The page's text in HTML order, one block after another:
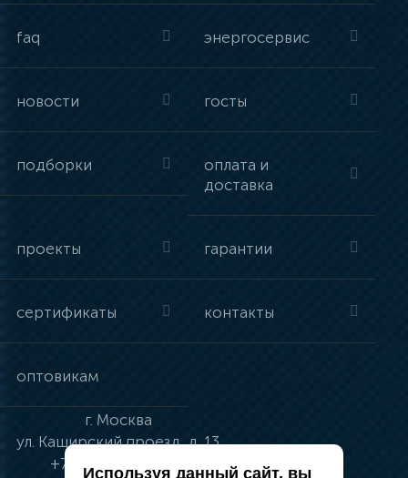
faq энергосервис
новости госты
подборки
оплата и
доставка
проекты гарантии
сертификаты контакты
оптовикам
г. Москва
ул. Каширский проезд, д. 13
+7 (495) 134-41-83
Используя данный сайт, вы